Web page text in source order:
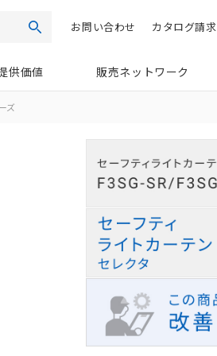
検索 カタログ請求
お問い合わせ
供価値 販売ネットワーク
ズ